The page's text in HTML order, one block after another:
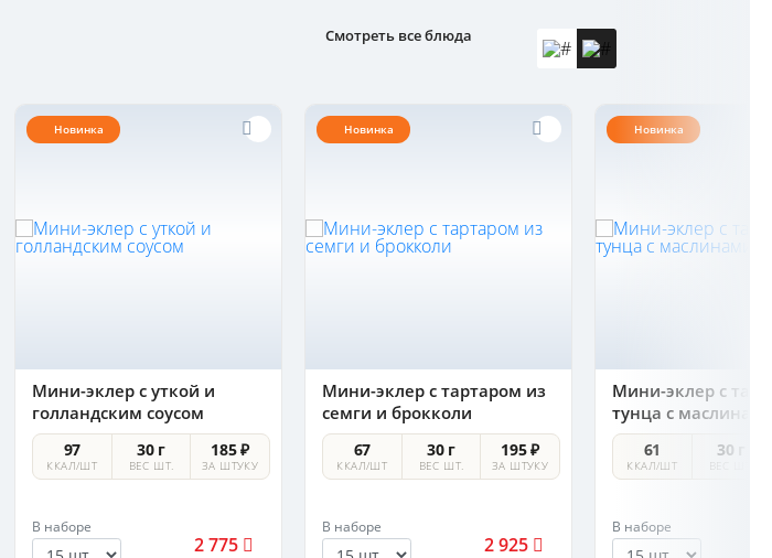
Смотреть все блюда
Новинка
Мини-эклер с уткой и
голландским соусом
97
ККАЛ/ШТ
30 г
ВЕС ШТ.
185 ₽
ЗА ШТУКУ
В наборе
2 775
Новинка
Мини-эклер с тартаром из
семги и брокколи
67
ККАЛ/ШТ
30 г
ВЕС ШТ.
195 ₽
ЗА ШТУКУ
В наборе
2 925
Новинка
Мини-эклер с
тунца с
61
ККАЛ/ШТ
30 г
ВЕС ШТ.
В наборе